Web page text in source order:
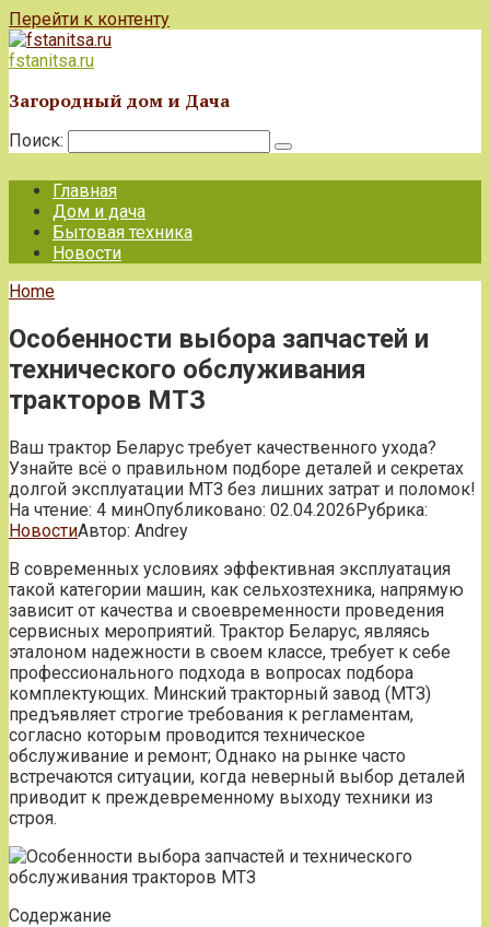
Перейти к контенту
fstanitsa.ru
Загородный дом и Дача
Поиск:
Главная
Дом и дача
Бытовая техника
Новости
Home
Особенности выбора запчастей и
технического обслуживания
тракторов МТЗ
Ваш трактор Беларус требует качественного ухода?
Узнайте всё о правильном подборе деталей и секретах
долгой эксплуатации МТЗ без лишних затрат и поломок!
На чтение: 4 минОпубликовано: 02.04.2026Рубрика:
НовостиАвтор: Andrey
В современных условиях эффективная эксплуатация
такой категории машин, как сельхозтехника, напрямую
зависит от качества и своевременности проведения
сервисных мероприятий. Трактор Беларус, являясь
эталоном надежности в своем классе, требует к себе
профессионального подхода в вопросах подбора
комплектующих. Минский тракторный завод (МТЗ)
предъявляет строгие требования к регламентам,
согласно которым проводится техническое
обслуживание и ремонт; Однако на рынке часто
встречаются ситуации, когда неверный выбор деталей
приводит к преждевременному выходу техники из
строя.
Содержание